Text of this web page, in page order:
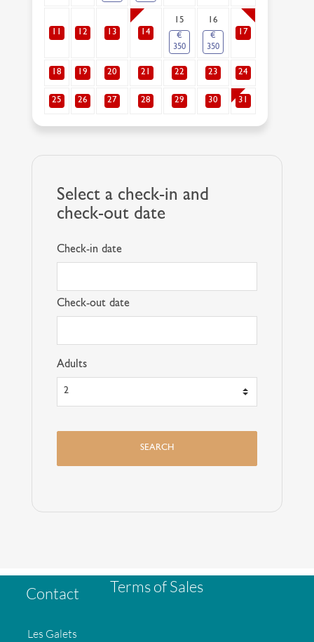
11 12 13 14
15
€
350
16
€
350
17
18 19 20 21 22 23 24
25 26 27 28 29 30 31
Select a check-in and
check-out date
Check-in date
Check-out date
Adults
Contact
Les Galets
Terms of Sales